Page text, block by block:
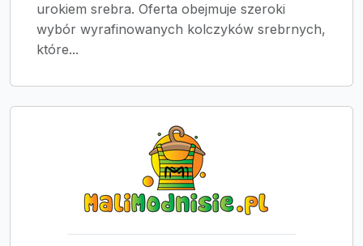
urokiem srebra. Oferta obejmuje szeroki
wybór wyrafinowanych kolczyków srebrnych,
które...